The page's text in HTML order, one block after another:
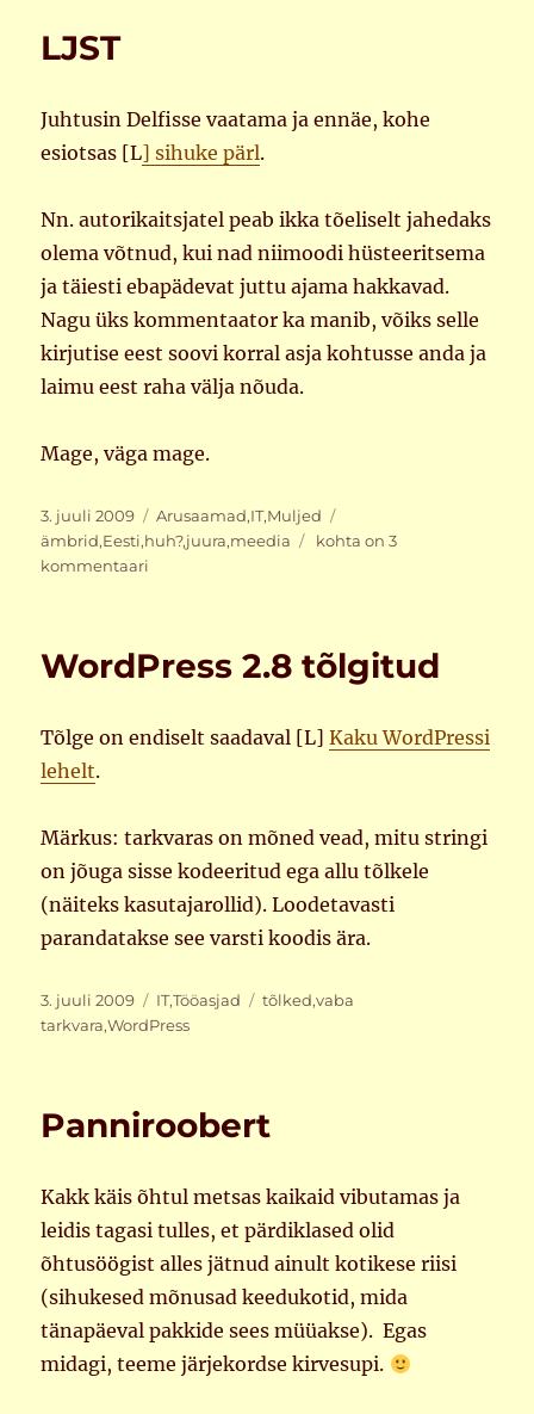
LJST
Juhtusin Delfisse vaatama ja ennäe, kohe
esiotsas [L] sihuke pärl.
Nn. autorikaitsjatel peab ikka tõeliselt jahedaks
olema võtnud, kui nad niimoodi hüsteeritsema
ja täiesti ebapädevat juttu ajama hakkavad.
Nagu üks kommentaator ka manib, võiks selle
kirjutise eest soovi korral asja kohtusse anda ja
laimu eest raha välja nõuda.
Mage, väga mage.
Postitatud
3. juuli 2009 Rubriigid
Arusaamad,IT,Muljed
ämbrid,Eesti,huh?,juura,meedia LJST
kohta on 3
kommentaari
WordPress 2.8 tõlgitud
Tõlge on endiselt saadaval [L]Kaku WordPressi
lehelt.
Märkus: tarkvaras on mõned vead, mitu stringi
on jõuga sisse kodeeritud ega allu tõlkele
(näiteks kasutajarollid). Loodetavasti
parandatakse see varsti koodis ära.
Postitatud
3. juuli 2009 Rubriigid
IT,Tööasjad Sildid
tõlked,vaba
tarkvara,WordPress
Panniroobert
Kakk käis õhtul metsas kaikaid vibutamas ja
leidis tagasi tulles, et pärdiklased olid
õhtusöögist alles jätnud ainult kotikese riisi
(sihukesed mõnusad keedukotid, mida
tänapäeval pakkide sees müüakse). Egas
midagi, teeme järjekordse kirvesupi.